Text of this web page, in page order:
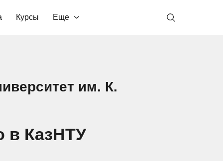
Курсы Еще
им. К.
в КазНТУ